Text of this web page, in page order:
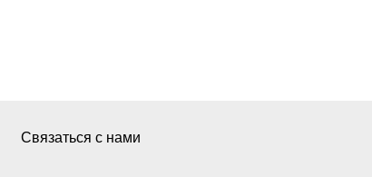
Связаться с нами